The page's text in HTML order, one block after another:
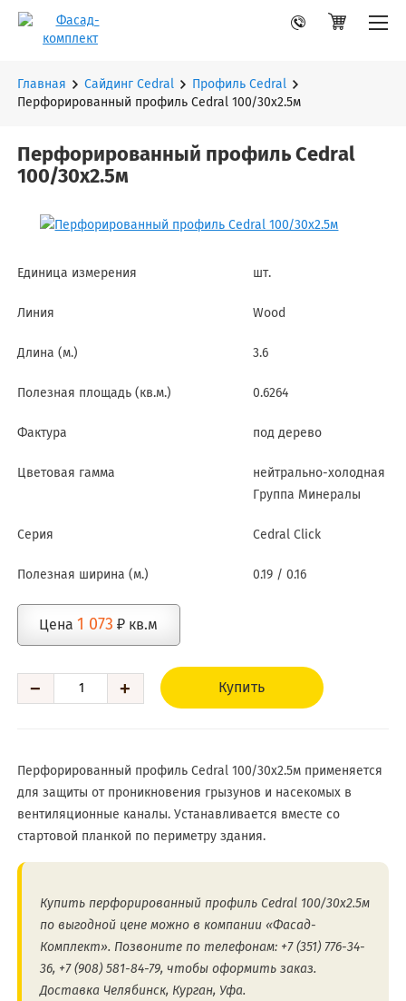
Главная Сайдинг Cedral
Профиль Cedral
Перфорированный профиль Cedral 100/30х2.5м
Перфорированный профиль Cedral
100/30х2.5м
Единица измерения шт.
Линия Wood
Длина (м.) 3.6
Полезная площадь (кв.м.) 0.6264
Фактура под дерево
Цветовая гамма
нейтрально-холодная
Группа Минералы
Серия Cedral Click
Полезная ширина (м.) 0.19 / 0.16
Цена1 073 ₽ кв.м
− + Купить
Перфорированный профиль Cedral 100/30х2.5м применяется
для защиты от проникновения грызунов и насекомых в
вентиляционные каналы. Устанавливается вместе со
стартовой планкой по периметру здания.
Купить перфорированный профиль Cedral 100/30х2.5м
по выгодной цене можно в компании «Фасад-
Комплект». Позвоните по телефонам: +7 (351) 776-34-
36, +7 (908) 581-84-79, чтобы оформить заказ.
Доставка Челябинск, Курган, Уфа.